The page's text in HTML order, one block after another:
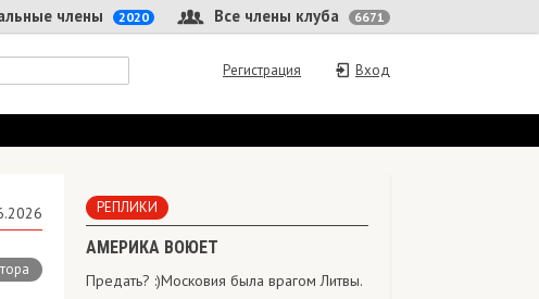
Все члены клуба 6671
члены 2020
Вход
Регистрация
РЕПЛИКИ
АМЕРИКА ВОЮЕТ
Предать? :)Московия была врагом Литвы.